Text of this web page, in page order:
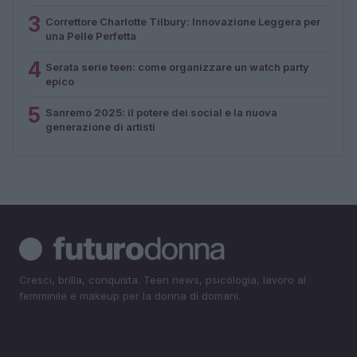
3 Correttore Charlotte Tilbury: Innovazione Leggera per
una Pelle Perfetta
4 Serata serie teen: come organizzare un watch party
epico
5 Sanremo 2025: il potere dei social e la nuova
generazione di artisti
Cresci, brilla, conquista. Teen news, psicologia, lavoro al
femminile e makeup per la donna di domani.